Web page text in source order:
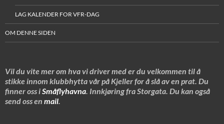
LAG KALENDER FOR VFR-DAG
OM DENNE SIDEN
Vil du vite mer om hva vi driver med er du velkommen til å
stikke innom klubbhytta vår på Kjeller for å slå av en prat. Du
finner oss iSmåflyhavna. Innkjøring fra Storgata. Du kan også
send oss en mail.